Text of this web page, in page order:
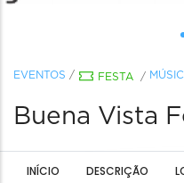
EVENTOS / FESTA /
Buena Vista
INÍCIO DESCRIÇÃO